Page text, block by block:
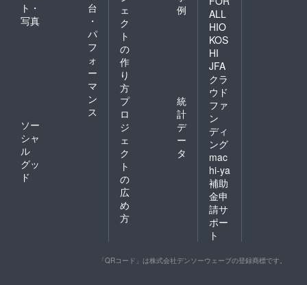
ト・
写真
台
・
パ
フ
ォ
ー
マ
ン
ス
ソー
シャ
ル
グッ
ド
ェ
ク
ト
の
作
り
方
例
プ
ロ
ジ
ェ
ク
ト
の
広
め
方
統
計
デ
ー
タ
ALL
HIO
KOS
HI
JFA
クラ
ウド
ファ
ン
ディ
ング
mac
hi-ya
補助
金申
請サ
ポー
ト
「QRコード」は株式会社デンソーウェーブの登録商標です。